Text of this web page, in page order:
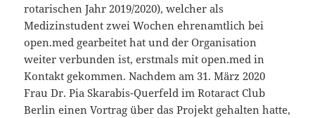
rotarischen Jahr 2019/2020), welcher als
Medizinstudent zwei Wochen ehrenamtlich bei
open.med gearbeitet hat und der Organisation
weiter verbunden ist, erstmals mit open.med in
Kontakt gekommen. Nachdem am 31. März 2020
Frau Dr. Pia Skarabis-Querfeld im Rotaract Club
Berlin einen Vortrag über das Projekt gehalten hatte,